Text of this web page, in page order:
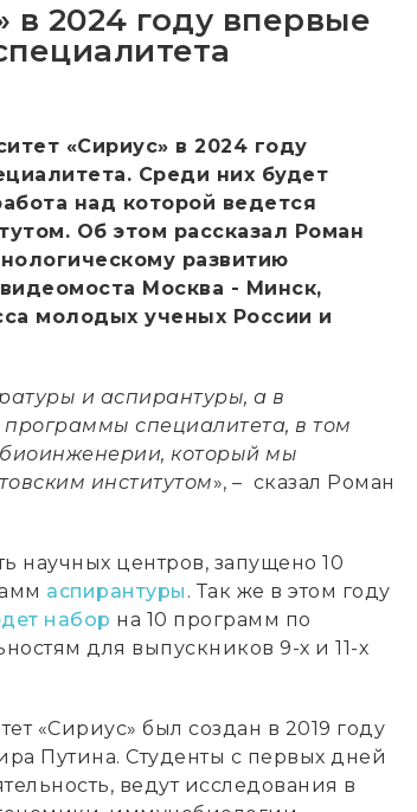
в 2024 году впервые
«Сириус» в 2024 году
Среди них будет
над которой ведется
Об этом рассказал Роман
развитию
Москва - Минск,
молодых ученых России и
и аспирантуры, а в
специалитета, в том
который мы
институтом», – сказал Роман
научных центров, запущено 10
аспирантуры . Так же в этом году
набор на 10 программ по
для выпускников 9-х и 11-х
«Сириус» был создан в 2019 году
Путина. Студенты с первых дней
ведут исследования в